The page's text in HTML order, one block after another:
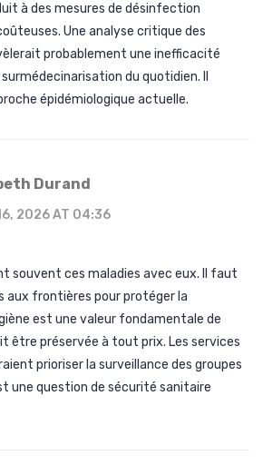
à des mesures de désinfection
Une analyse critique des
probablement une inefficacité
du quotidien. Il
épidémiologique actuelle.
Durand
2026 AT 04:36
souvent ces maladies avec eux. Il faut
aux frontières pour protéger la
est une valeur fondamentale de
être préservée à tout prix. Les services
prioriser la surveillance des groupes
une question de sécurité sanitaire